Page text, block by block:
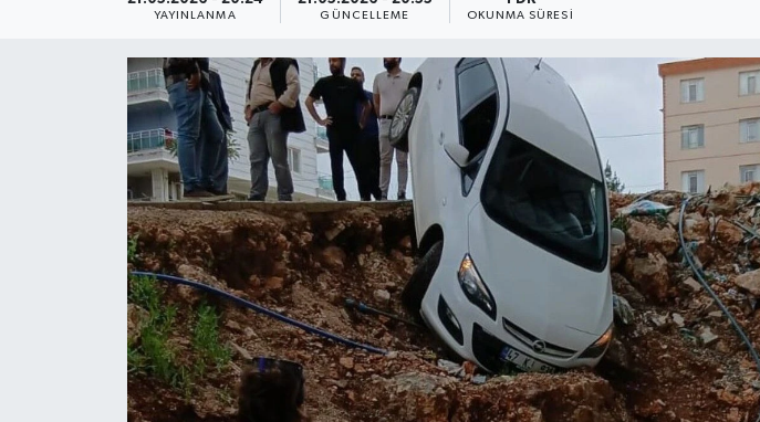
YAYINLANMA GÜNCELLEME OKUNMA SÜRESI
Bi̇li̇m & Teknoloji̇